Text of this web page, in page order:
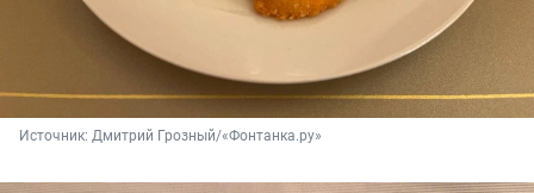
Источник: Дмитрий Грозный/«Фонтанка.ру»